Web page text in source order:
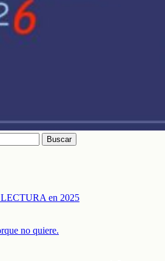
en 2025
no quiere.